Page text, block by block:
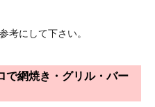
考にして下さい。
で網焼き・グリル・バー